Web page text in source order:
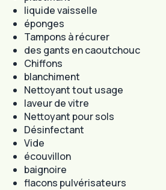
liquide vaisselle
éponges
Tampons à récurer
des gants en caoutchouc
Chiffons
blanchiment
Nettoyant tout usage
laveur de vitre
Nettoyant pour sols
Désinfectant
Vide
écouvillon
baignoire
flacons pulvérisateurs